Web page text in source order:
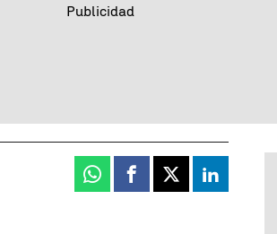
Whatsapp
Facebook
X Linkedin